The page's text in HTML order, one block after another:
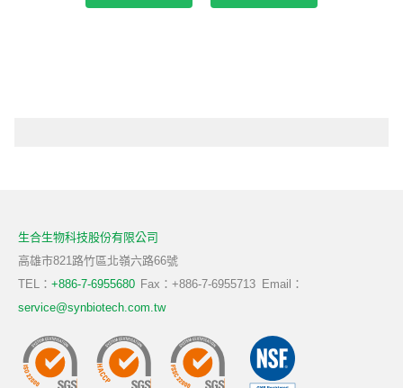
生合生物科技股份有限公司
高雄市821路竹區北嶺六路66號
TEL： +886-7-6955680 Fax：+886-7-6955713 Email：
service@synbiotech.com.tw